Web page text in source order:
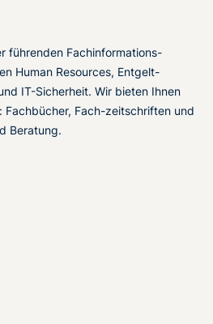
führenden Fachinformations-
Human Resources, Entgelt-
IT-Sicherheit. Wir bieten Ihnen
Fachbücher, Fach-zeitschriften und
Beratung.